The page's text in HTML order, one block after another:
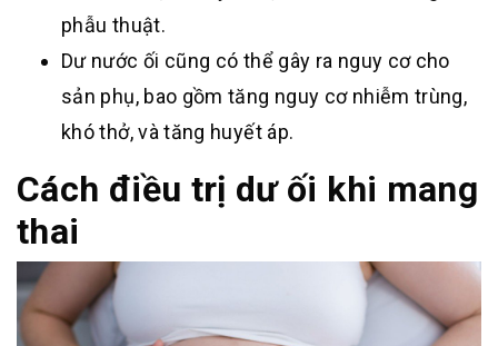
phẫu thuật.
Dư nước ối cũng có thể gây ra nguy cơ cho
sản phụ, bao gồm tăng nguy cơ nhiễm trùng,
khó thở, và tăng huyết áp.
Cách điều trị dư ối khi mang
thai